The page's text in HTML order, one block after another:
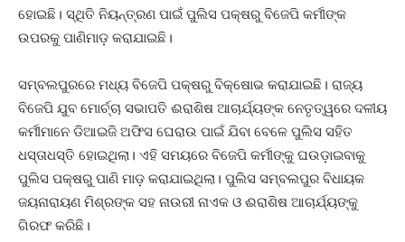
ହୋଇଛି। ସ୍ଥିତି ନିୟନ୍ତ୍ରଣ ପାଇଁ ପୁଲିସ ପକ୍ଷରୁ ବିଜେପି କର୍ମୀଙ୍କ
ଉପରକୁ ପାଣିମାଡ଼ କରାଯାଇଛି।
ସମ୍ବଲପୁରରେ ମଧ୍ୟ ବିଜେପି ପକ୍ଷରୁ ବିକ୍ଷୋଭ କରାଯାଇଛି। ରାଜ୍ୟ
ବିଜେପି ଯୁବ ମୋର୍ଚ୍ଚା ସଭାପତି ଈରାଶିଷ ଆଚାର୍ଯ୍ୟଙ୍କ ନେତୃତ୍ୱରେ ଦଳୀୟ
କର୍ମୀମାନେ ଡିଆଇଜି ଅଫିସ ଘେରାଉ ପାଇଁ ଯିବା ବେଳେ ପୁଲିସ ସହିତ
ଧସ୍ତାଧସ୍ତି ହୋଇଥିଲା। ଏହି ସମୟରେ ବିଜେପି କର୍ମୀଙ୍କୁ ଘଉଡ଼ାଇବାକୁ
ପୁଲିସ ପକ୍ଷରୁ ପାଣି ମାଡ଼ କରାଯାଇଥିଲା। ପୁଲିସ ସମ୍ବଲପୁର ବିଧାୟକ
ଜୟନାରାୟଣ ମିଶ୍ରଙ୍କ ସହ ନାଉରୀ ନାଏକ ଓ ଈରାଶିଷ ଆଚାର୍ଯ୍ୟଙ୍କୁ
ଗିରଫ କରିଛି।